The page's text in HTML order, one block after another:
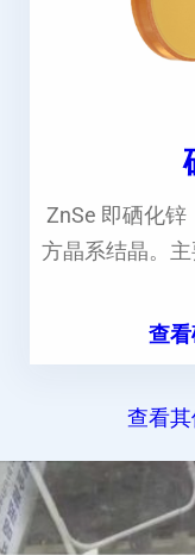
ZnSe 即硒化
方晶系结晶。
查
查看